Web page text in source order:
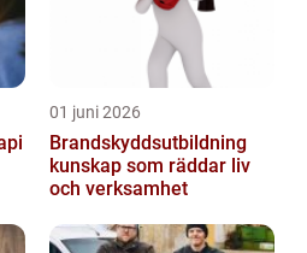
01 juni 2026
Brandskyddsutbildning
kunskap som räddar liv
och verksamhet